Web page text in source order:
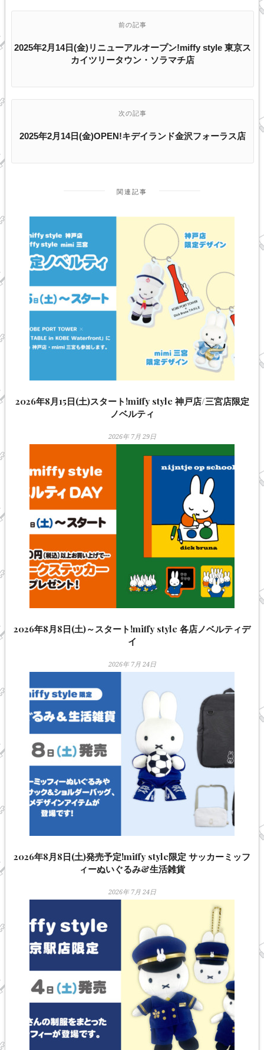
前の記事
2025年2月14日(金)リニューアルオープン!miffy style 東京ス
カイツリータウン・ソラマチ店
次の記事
2025年2月14日(金)OPEN!キデイランド金沢フォーラス店
関連記事
2026年8月15日(土)スタート!miffy style 神戸店/三宮店限定
ノベルティ
2026年 7月 29日
2026年8月8日(土)～スタート!miffy style 各店ノベルティデ
イ
2026年 7月 24日
2026年8月8日(土)発売予定!miffy style限定 サッカーミッフ
ィーぬいぐるみ&生活雑貨
2026年 7月 24日